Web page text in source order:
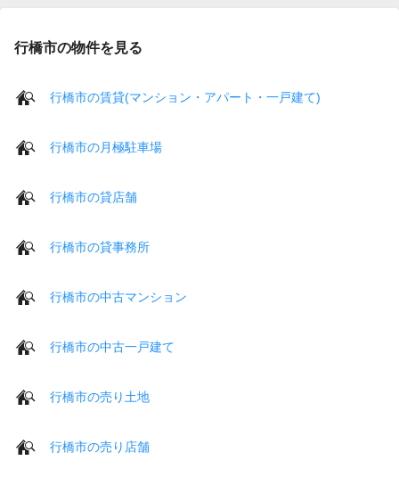
行橋市の物件を見る
行橋市の賃貸(マンション・アパート・一戸建て)
行橋市の月極駐車場
行橋市の貸店舗
行橋市の貸事務所
行橋市の中古マンション
行橋市の中古一戸建て
行橋市の売り土地
行橋市の売り店舗